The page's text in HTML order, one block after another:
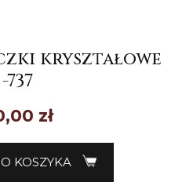
kryształowe
-737
zł
KOSZYKA